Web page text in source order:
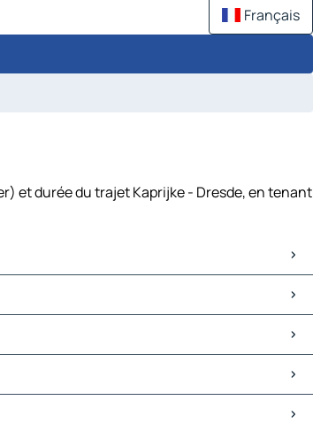
Français
et durée du trajet Kaprijke - Dresde, en tenant